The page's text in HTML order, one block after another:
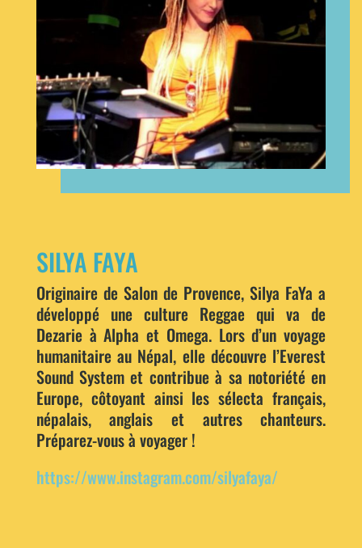
SILYA FAYA
Originaire de Salon de Provence, Silya FaYa a
développé une culture Reggae qui va de
Dezarie à Alpha et Omega. Lors d’un voyage
humanitaire au Népal, elle découvre l’Everest
Sound System et contribue à sa notoriété en
Europe, côtoyant ainsi les sélecta français,
népalais, anglais et autres chanteurs.
Préparez-vous à voyager !
https://www.instagram.com/silyafaya/